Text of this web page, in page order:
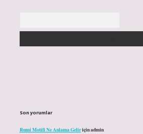
Son yorumlar
Rumi Motifi Ne Anlama Geliriçinadmin